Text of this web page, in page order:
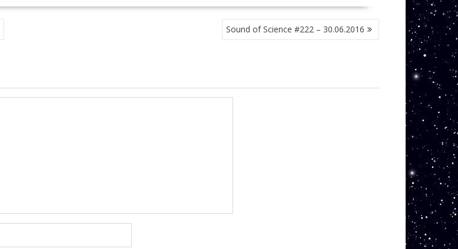
Sound of Science #222 – 30.06.2016